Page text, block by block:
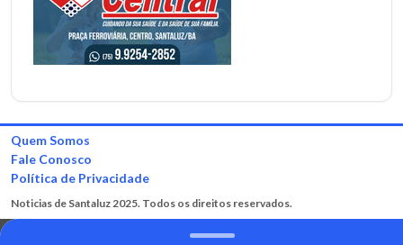
Quem Somos
Fale Conosco
Política de Privacidade
Noticias de Santaluz 2025. Todos os direitos reservados.